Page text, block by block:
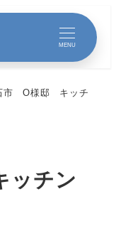
MENU
市 O様邸 キッチ
チン